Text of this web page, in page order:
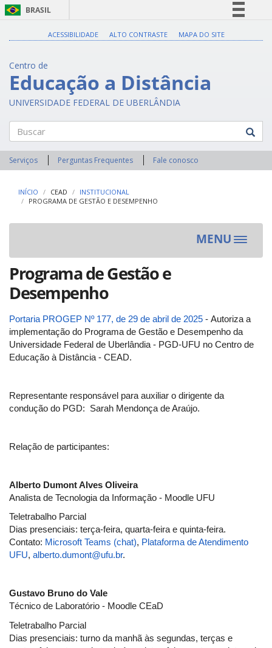
BRASIL
Acesso à informação
Legislação
Canais
ACESSIBILIDADE ALTO CONTRASTE MAPA DO SITE
Centro de
Educação a Distância
UNIVERSIDADE FEDERAL DE UBERLÂNDIA
Buscar
Serviços Perguntas Frequentes Fale conosco
INÍCIO CEAD
INSTITUCIONAL
PROGRAMA DE GESTÃO E DESEMPENHO
MENU
Toggle
Programa de Gestão e
Desempenho
Portaria PROGEP Nº 177, de 29 de abril de 2025 - Autoriza a
implementação do Programa de Gestão e Desempenho da
Universidade Federal de Uberlândia - PGD-UFU no Centro de
Educação à Distância - CEAD.
Representante responsável para auxiliar o dirigente da
condução do PGD: Sarah Mendonça de Araújo.
Relação de participantes:
Alberto Dumont Alves Oliveira
Analista de Tecnologia da Informação - Moodle UFU
Teletrabalho Parcial
Dias presenciais: terça-feira, quarta-feira e quinta-feira.
Contato: Microsoft Teams (chat), Plataforma de Atendimento
UFU, alberto.dumont@ufu.br.
Gustavo Bruno do Vale
Técnico de Laboratório - Moodle CEaD
Teletrabalho Parcial
Dias presenciais: turno da manhã às segundas, terças e